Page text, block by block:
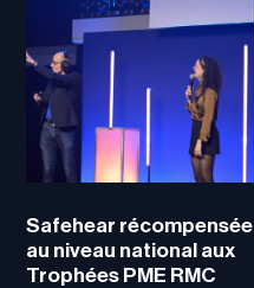
Safehear récompensée
au niveau national aux
Trophées PME RMC